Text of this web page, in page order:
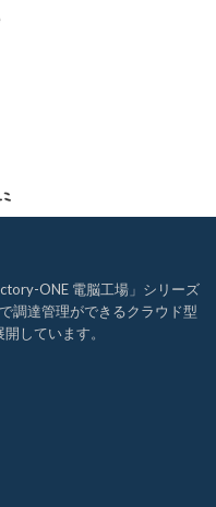
ONE 電脳工場」シリーズ
調達管理ができるクラウド型
しています。